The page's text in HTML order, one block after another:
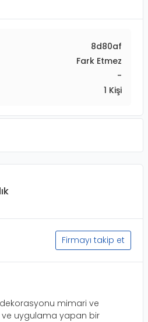
8d80af
Fark Etmez
-
1 Kişi
Firmayı takip et
mimari ve
uygulama yapan bir